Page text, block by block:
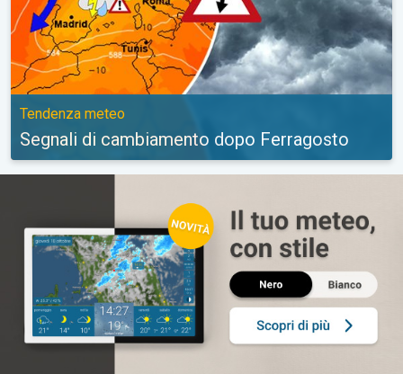
Tendenza meteo
Segnali di cambiamento dopo Ferragosto